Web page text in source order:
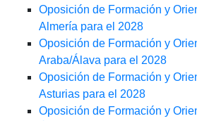
Oposición de Formación y
Almería para el 2028
Oposición de Formación y
Araba/Álava para el 2028
Oposición de Formación y
Asturias para el 2028
Oposición de Formación y